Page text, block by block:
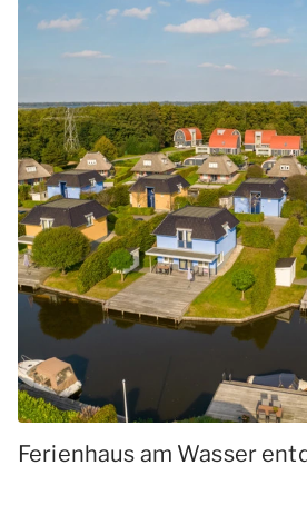
Ferienhaus am Wasser